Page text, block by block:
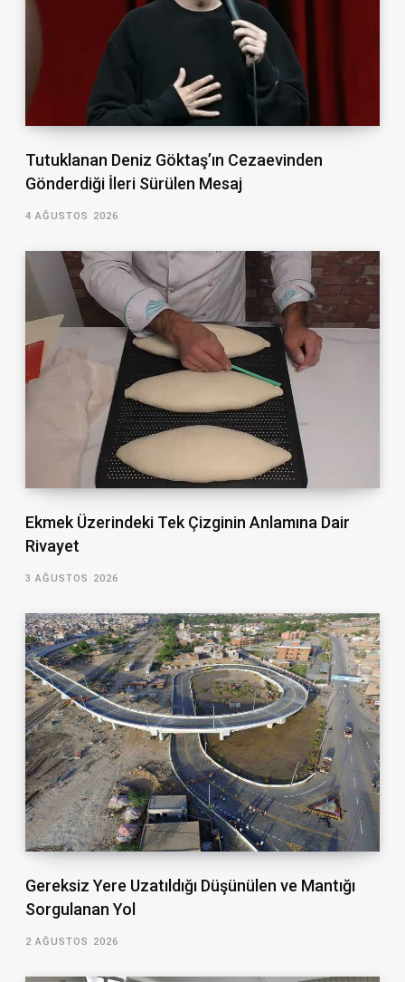
Tutuklanan Deniz Göktaş’ın Cezaevinden
Gönderdiği İleri Sürülen Mesaj
4 AĞUSTOS 2026
Ekmek Üzerindeki Tek Çizginin Anlamına Dair
Rivayet
3 AĞUSTOS 2026
Gereksiz Yere Uzatıldığı Düşünülen ve Mantığı
Sorgulanan Yol
2 AĞUSTOS 2026